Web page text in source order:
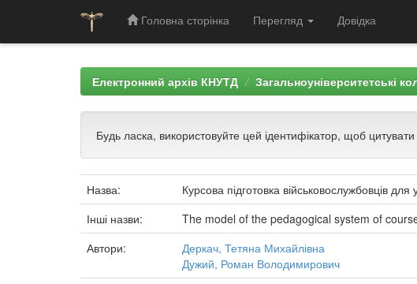
Головна сторінка Перегляд Довідка
Електронний архів КНУТД Загальноуніверситетські
Будь ласка, використовуйте цей ідентифікатор, щоб
Назва:
Курсова підготовка військовослужбовців
Інші назви:
The model of the pedagogical system of
Автори:
Деркач, Тетяна Михайлівна
Дужий, Роман Володимирович